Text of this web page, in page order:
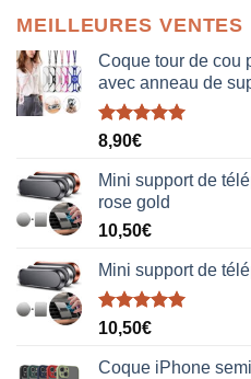
MEILLEURES VENTES
Coque tour de cou
avec anneau de
Note5.00
8,90€
Mini support de
rose gold
10,50€
Mini support de
Note5.00
10,50€
Coque iPhone